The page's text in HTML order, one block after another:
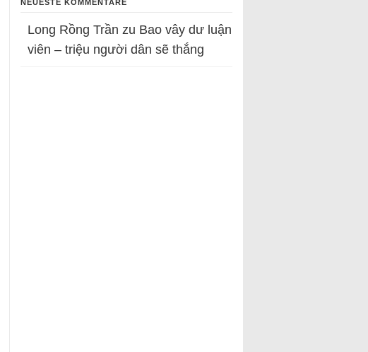
NEUESTE KOMMENTARE
Long Rồng Trần zu Bao vây dư luận
viên – triệu người dân sẽ thắng